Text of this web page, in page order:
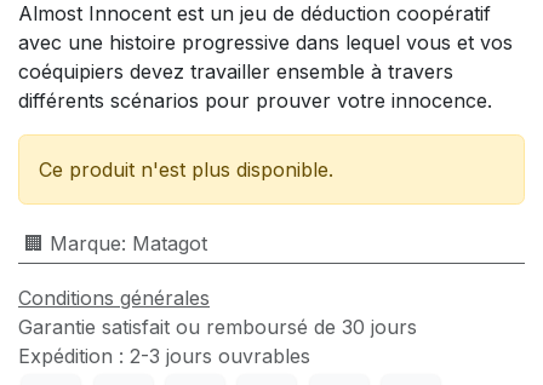
Almost Innocent est un jeu de déduction coopératif
avec une histoire progressive dans lequel vous et vos
coéquipiers devez travailler ensemble à travers
différents scénarios pour prouver votre innocence.
Ce produit n'est plus disponible.
🏢 Marque: Matagot
Conditions générales
Garantie satisfait ou remboursé de 30 jours
Expédition : 2-3 jours ouvrables